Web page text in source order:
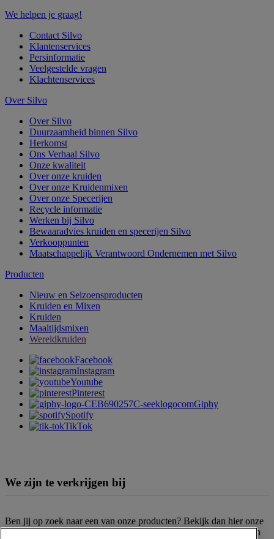
We helpen je graag!
Contact Silvo
Klantenservices
Persinformatie
Veelgestelde vragen
Klachtenservices
Over Silvo
Over Silvo
Duurzaamheid binnen Silvo
Herkomst
Ons Verhaal Silvo
Onze kwaliteit
Over onze kruiden
Over onze Kruidenmixen
Over onze Specerijen
Recycle informatie
Werken bij Silvo
Bewaaradvies kruiden en specerijen Silvo
Verkooppunten
Maatschappelijk Verantwoord Ondernemen met Silvo
Producten
Nieuw en Seizoensproducten
Kruiden en Mixen
Kruiden
Maaltijdsmixen
Wereldkruiden
Facebook
Instagram
Youtube
Pinterest
Giphy
Spotify
TikTok
We zijn te verkrijgen bij
Ben jij op zoek naar een van onze producten? Bekijk dan hier onze
verkooppunten. Het assortiment kan per filiaal en supermarktketen